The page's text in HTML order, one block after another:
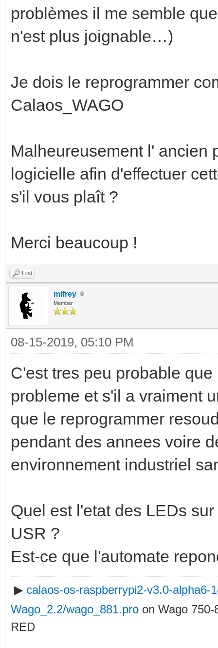
problèmes il me semble
n'est plus joignable…)
Je dois le reprogrammer
Calaos_WAGO
Malheureusement l' ancien
logicielle afin d'effectuer
s'il vous plaît ?
Merci beaucoup !
Find
mifrey
Member
08-15-2019, 05:10 PM
C'est tres peu probable
probleme et s'il a vraiment
que le reprogrammer
pendant des annees voire
environnement industriel
Quel est l'etat des LEDs
USR ?
Est-ce que l'automate
▶ calaos-os-raspberrypi2-v3.0-alpha6-
Wago_2.2/wago_881.pro on Wago 750-
RED